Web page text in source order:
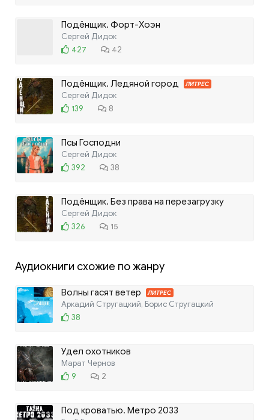
Подёнщик. Форт-Хоэн
Сергей Дидок
427
42
Подёнщик. Ледяной город ЛИТРЕС
Сергей Дидок
139
8
Псы Господни
Сергей Дидок
392
38
Подёнщик. Без права на перезагрузку
Сергей Дидок
326
15
Аудиокниги схожие по жанру
Волны гасят ветер ЛИТРЕС
Аркадий Стругацкий, Борис Стругацкий
38
Удел охотников
Марат Чернов
9
2
Под кроватью. Метро 2033